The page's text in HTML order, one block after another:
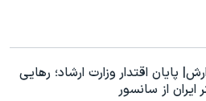
پایان اقتدار وزارت ارشاد؛ رهایی
ایران از سانسور